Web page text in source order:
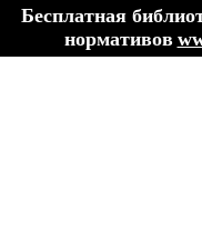
Бесплатная
нормативов